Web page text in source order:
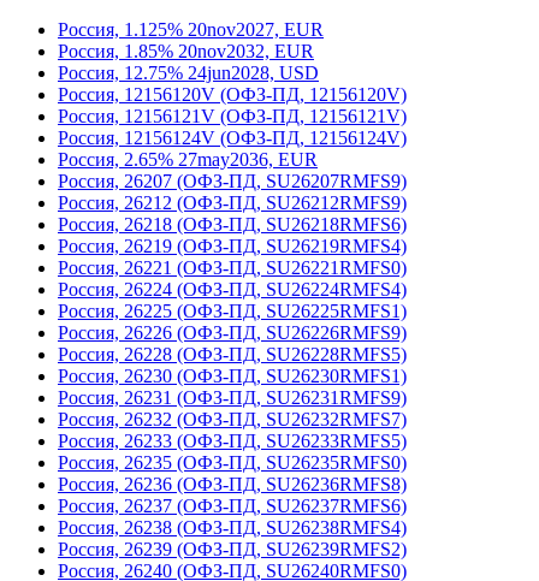
Россия, 1.125% 20nov2027, EUR
Россия, 1.85% 20nov2032, EUR
Россия, 12.75% 24jun2028, USD
Россия, 12156120V (ОФЗ-ПД, 12156120V)
Россия, 12156121V (ОФЗ-ПД, 12156121V)
Россия, 12156124V (ОФЗ-ПД, 12156124V)
Россия, 2.65% 27may2036, EUR
Россия, 26207 (ОФЗ-ПД, SU26207RMFS9)
Россия, 26212 (ОФЗ-ПД, SU26212RMFS9)
Россия, 26218 (ОФЗ-ПД, SU26218RMFS6)
Россия, 26219 (ОФЗ-ПД, SU26219RMFS4)
Россия, 26221 (ОФЗ-ПД, SU26221RMFS0)
Россия, 26224 (ОФЗ-ПД, SU26224RMFS4)
Россия, 26225 (ОФЗ-ПД, SU26225RMFS1)
Россия, 26226 (ОФЗ-ПД, SU26226RMFS9)
Россия, 26228 (ОФЗ-ПД, SU26228RMFS5)
Россия, 26230 (ОФЗ-ПД, SU26230RMFS1)
Россия, 26231 (ОФЗ-ПД, SU26231RMFS9)
Россия, 26232 (ОФЗ-ПД, SU26232RMFS7)
Россия, 26233 (ОФЗ-ПД, SU26233RMFS5)
Россия, 26235 (ОФЗ-ПД, SU26235RMFS0)
Россия, 26236 (ОФЗ-ПД, SU26236RMFS8)
Россия, 26237 (ОФЗ-ПД, SU26237RMFS6)
Россия, 26238 (ОФЗ-ПД, SU26238RMFS4)
Россия, 26239 (ОФЗ-ПД, SU26239RMFS2)
Россия, 26240 (ОФЗ-ПД, SU26240RMFS0)